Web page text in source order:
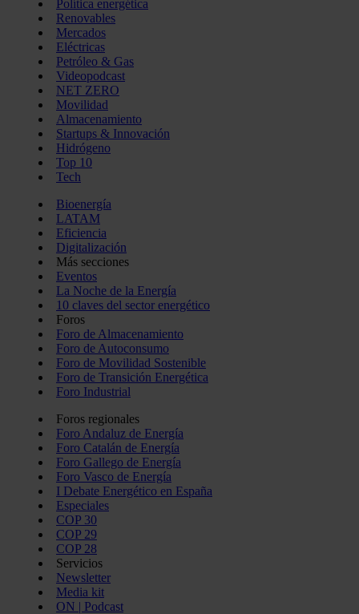
Política energética
Renovables
Mercados
Eléctricas
Petróleo & Gas
Videopodcast
NET ZERO
Movilidad
Almacenamiento
Startups & Innovación
Hidrógeno
Top 10
Tech
Bioenergía
LATAM
Eficiencia
Digitalización
Más secciones
Eventos
La Noche de la Energía
10 claves del sector energético
Foros
Foro de Almacenamiento
Foro de Autoconsumo
Foro de Movilidad Sostenible
Foro de Transición Energética
Foro Industrial
Foros regionales
Foro Andaluz de Energía
Foro Catalán de Energía
Foro Gallego de Energía
Foro Vasco de Energía
I Debate Energético en España
Especiales
COP 30
COP 29
COP 28
Servicios
Newsletter
Media kit
ON | Podcast